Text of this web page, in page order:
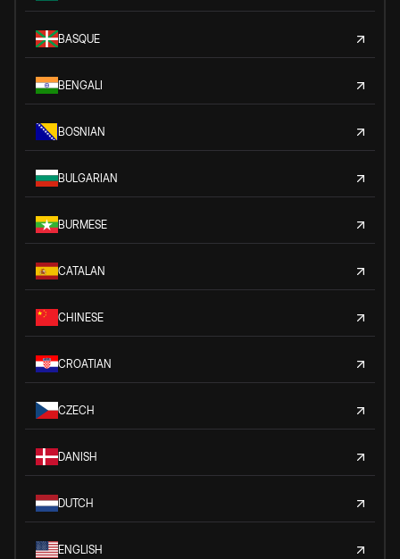
BASQUE
BENGALI
BOSNIAN
BULGARIAN
BURMESE
CATALAN
CHINESE
CROATIAN
CZECH
DANISH
DUTCH
ENGLISH